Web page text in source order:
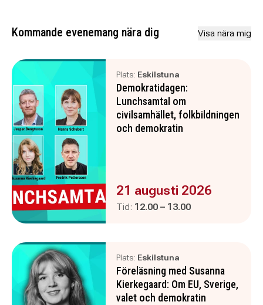
Kommande evenemang nära dig Visa nära mig
Plats: Eskilstuna
Demokratidagen:
Lunchsamtal om
civilsamhället, folkbildningen
och demokratin
Evenemanget är :
21 augusti 2026
Tid: Pågår mellan
12.00 – och
13.00
Plats: Eskilstuna
Föreläsning med Susanna
Kierkegaard: Om EU, Sverige,
valet och demokratin